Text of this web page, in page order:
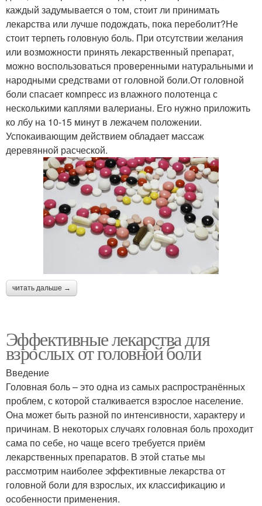
каждый задумывается о том, стоит ли принимать
лекарства или лучше подождать, пока переболит?Не
стоит терпеть головную боль. При отсутствии желания
или возможности принять лекарственный препарат,
можно воспользоваться проверенными натуральными и
народными средствами от головной боли.От головной
боли спасает компресс из влажного полотенца с
несколькими каплями валерианы. Его нужно приложить
ко лбу на 10-15 минут в лежачем положении.
Успокаивающим действием обладает массаж
деревянной расческой.
читать дальше →
Эффективные лекарства для
взрослых от головной боли
Введение
Головная боль – это одна из самых распространённых
проблем, с которой сталкивается взрослое население.
Она может быть разной по интенсивности, характеру и
причинам. В некоторых случаях головная боль проходит
сама по себе, но чаще всего требуется приём
лекарственных препаратов. В этой статье мы
рассмотрим наиболее эффективные лекарства от
головной боли для взрослых, их классификацию и
особенности применения.